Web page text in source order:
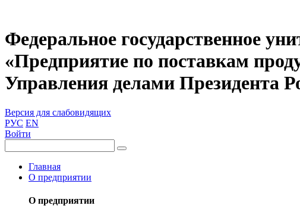
Федеральное государственное
«Предприятие по поставкам
Управления делами Президента
Версия для слабовидящих
РУС EN
Войти
Главная
О предприятии
О предприятии